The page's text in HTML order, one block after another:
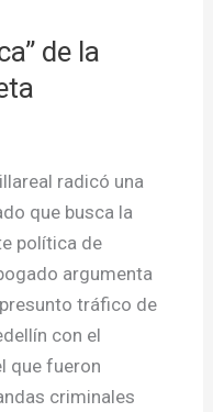
de la
radicó una
que busca la
política de
argumenta
tráfico de
con el
que fueron
criminales